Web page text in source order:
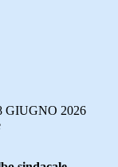
GIUGNO 2026